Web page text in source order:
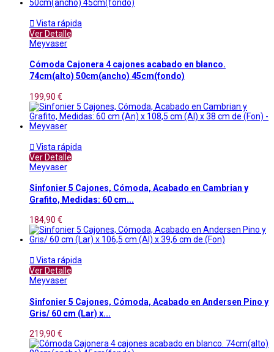
 Vista rápida
Ver Detalle
Meyvaser
Cómoda Cajonera 4 cajones acabado en blanco.
74cm(alto) 50cm(ancho) 45cm(fondo)
199,90 €
 Vista rápida
Ver Detalle
Meyvaser
Sinfonier 5 Cajones, Cómoda, Acabado en Cambrian y
Grafito, Medidas: 60 cm...
184,90 €
 Vista rápida
Ver Detalle
Meyvaser
Sinfonier 5 Cajones, Cómoda, Acabado en Andersen Pino y
Gris/ 60 cm (Lar) x...
219,90 €